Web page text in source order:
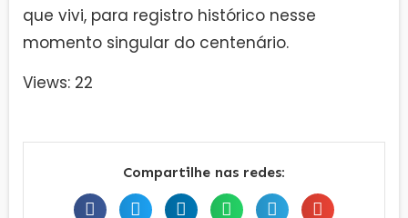
que vivi, para registro histórico nesse
momento singular do centenário.
Views: 22
Compartilhe nas redes: